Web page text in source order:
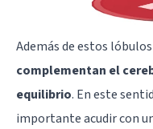
Además de estos
complementan el
equilibrio. En este
importante acudir con